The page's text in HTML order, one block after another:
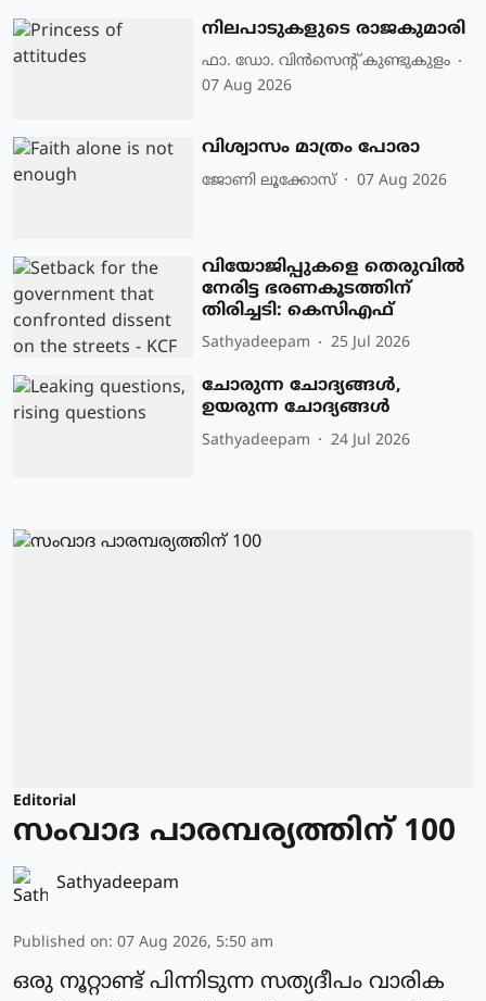
നിലപാടുകളുടെ രാജകുമാരി
ഫാ. ഡോ. വിന്‍സെന്റ് കുണ്ടുകുളം
07 Aug 2026
വിശ്വാസം മാത്രം പോരാ
ജോണി ലൂക്കോസ് 07 Aug 2026
വിയോജിപ്പുകളെ തെരുവില്‍
നേരിട്ട ഭരണകൂടത്തിന്
തിരിച്ചടി: കെസിഎഫ്
Sathyadeepam 25 Jul 2026
ചോരുന്ന ചോദ്യങ്ങൾ,
ഉയരുന്ന ചോദ്യങ്ങൾ
Sathyadeepam 24 Jul 2026
Editorial
സംവാദ പാരമ്പര്യത്തിന് 100
Sathyadeepam
Published on: 07 Aug 2026, 5:50 am
ഒരു നൂറ്റാണ്ട് പിന്നിടുന്ന സത്യദീപം വാരിക